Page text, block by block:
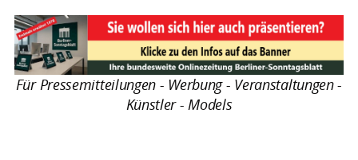
Für Pressemitteilungen - Werbung - Veranstaltungen -
Künstler - Models